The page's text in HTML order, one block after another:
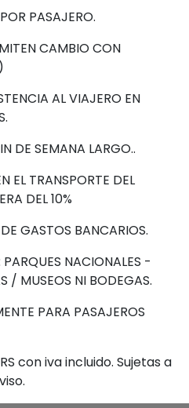
PASAJERO.
CAMBIO CON
AL VIAJERO EN
DE SEMANA LARGO..
EL TRANSPORTE DEL
DEL 10%
GASTOS BANCARIOS.
NACIONALES -
/ MUSEOS NI BODEGAS.
PARA PASAJEROS
con iva incluido. Sujetas a